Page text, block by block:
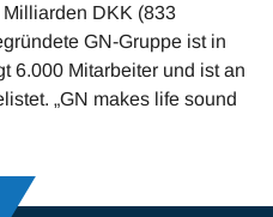
DKK (833
GN-Gruppe ist in
6.000 Mitarbeiter und ist an
„GN makes life sound